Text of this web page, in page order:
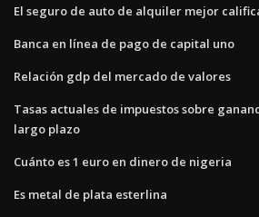
El seguro de auto de alquiler mejor
Banca en línea de pago de capital uno
Relación gdp del mercado de valores
Tasas actuales de impuestos sobre
largo plazo
Cuánto es 1 euro en dinero de nigeria
Es metal de plata esterlina